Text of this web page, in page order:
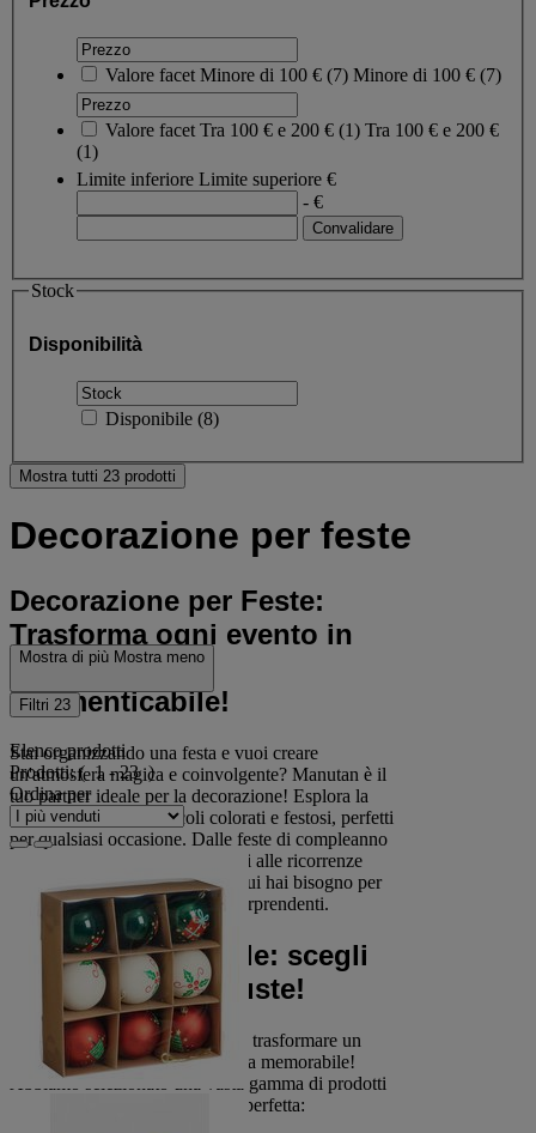
Valore facet Minore di 100 € (7) Minore di 100 € (7)
Valore facet Tra 100 € e 200 € (1) Tra 100 € e 200 €
(1)
Limite inferiore Limite superiore €
- €
Stock
Disponibilità
Disponibile (8)
Mostra tutti 23 prodotti
Decorazione per feste
Decorazione per Feste:
Trasforma ogni evento in
un'esperienza
indimenticabile!
Stai organizzando una festa e vuoi creare
un'atmosfera magica e coinvolgente? Manutan è il
tuo partner ideale per la decorazione! Esplora la
nostra selezione di articoli colorati e festosi, perfetti
per qualsiasi occasione. Dalle feste di compleanno
ai matrimoni, dai party aziendali alle ricorrenze
stagionali, troverai tutto ciò di cui hai bisogno per
realizzare allestimenti unici e sorprendenti.
Festeggia con stile: scegli
le decorazioni giuste!
Con la giusta decorazione, puoi trasformare un
semplice evento in un'esperienza memorabile!
Abbiamo selezionato una vasta gamma di prodotti
per aiutarti a creare l'atmosfera perfetta:
Mostra di più Mostra meno
Filtri 23
Elenco prodotti
Prodotti:( 1 - 23 )
Ordina per